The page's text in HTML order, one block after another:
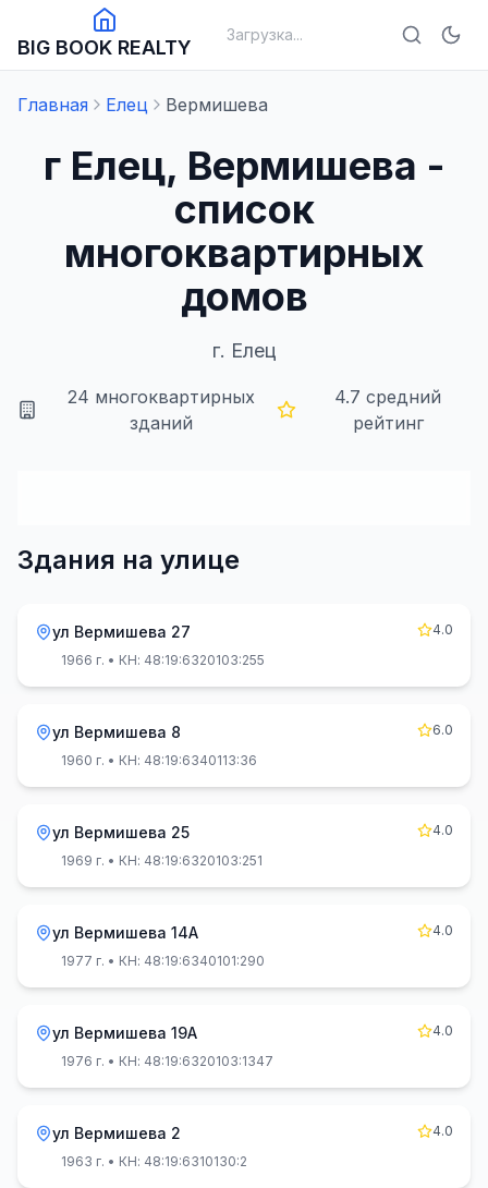
BIG BOOK REALTY
Загрузка...
Главная Елец Вермишева
г Елец, Вермишева -
список
многоквартирных
домов
г. Елец
24 многоквартирных
зданий
4.7 средний
рейтинг
Здания на улице
ул Вермишева 27
4.0
1966 г. • КН: 48:19:6320103:255
ул Вермишева 8
6.0
1960 г. • КН: 48:19:6340113:36
ул Вермишева 25
4.0
1969 г. • КН: 48:19:6320103:251
ул Вермишева 14А
4.0
1977 г. • КН: 48:19:6340101:290
ул Вермишева 19А
4.0
1976 г. • КН: 48:19:6320103:1347
ул Вермишева 2
4.0
1963 г. • КН: 48:19:6310130:2